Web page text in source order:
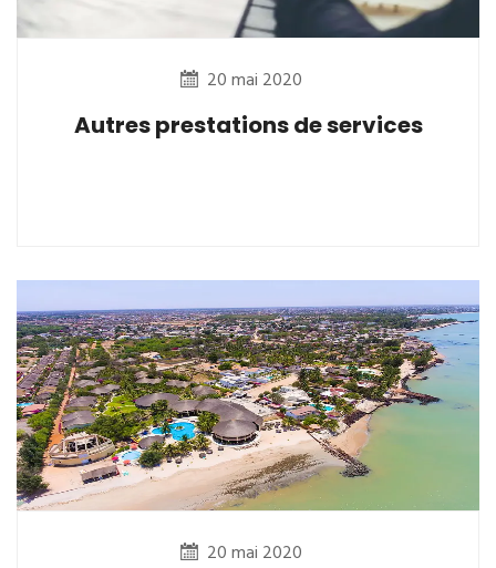
20 mai 2020
Autres prestations de services
20 mai 2020